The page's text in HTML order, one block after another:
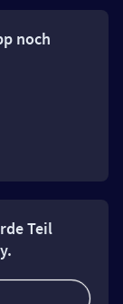
noch
Teil